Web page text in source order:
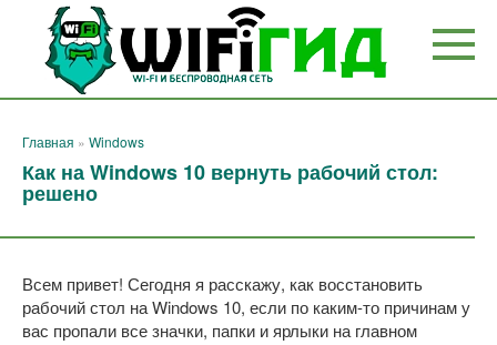
Перейти
контенту
Главная » Windows
Как на Windows 10 вернуть рабочий стол:
решено
Всем привет! Сегодня я расскажу, как восстановить
рабочий стол на Windows 10, если по каким-то причинам у
вас пропали все значки, папки и ярлыки на главном